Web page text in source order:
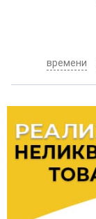
времени